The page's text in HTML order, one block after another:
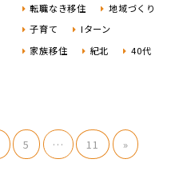
転職なき移住
地域づくり
子育て
Iターン
家族移住
紀北 40代
5 … 11 »